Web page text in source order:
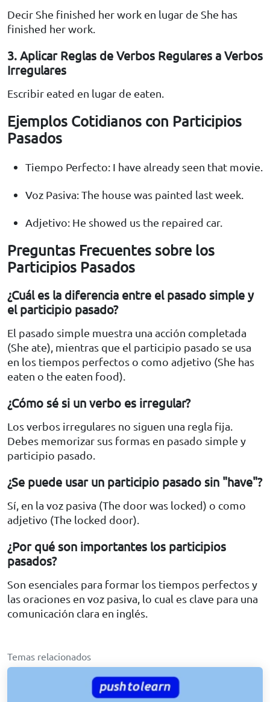
Decir She finished her work en lugar de She has
finished her work.
3. Aplicar Reglas de Verbos Regulares a Verbos
Irregulares
Escribir eated en lugar de eaten.
Ejemplos Cotidianos con Participios
Pasados
Tiempo Perfecto: I have already seen that movie.
Voz Pasiva: The house was painted last week.
Adjetivo: He showed us the repaired car.
Preguntas Frecuentes sobre los
Participios Pasados
¿Cuál es la diferencia entre el pasado simple y
el participio pasado?
El pasado simple muestra una acción completada
(She ate), mientras que el participio pasado se usa
en los tiempos perfectos o como adjetivo (She has
eaten o the eaten food).
¿Cómo sé si un verbo es irregular?
Los verbos irregulares no siguen una regla fija.
Debes memorizar sus formas en pasado simple y
participio pasado.
¿Se puede usar un participio pasado sin "have"?
Sí, en la voz pasiva (The door was locked) o como
adjetivo (The locked door).
¿Por qué son importantes los participios
pasados?
Son esenciales para formar los tiempos perfectos y
las oraciones en voz pasiva, lo cual es clave para una
comunicación clara en inglés.
Temas relacionados